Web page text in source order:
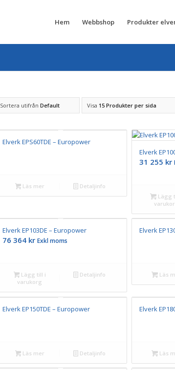
Hem Webbshop Produkter
Sortera utifrån Default Visa 15 Produkter per sida
Elverk EPS60TDE – Europower
Läs mer Detaljinfo
Elverk
31 255 kr
Lägg
Elverk EP103DE – Europower
76 364 kr Exkl moms
Lägg till i
varukorg
Detaljinfo
Elverk
Läs
Elverk EP150TDE – Europower
Läs mer Detaljinfo
Elverk
Läs